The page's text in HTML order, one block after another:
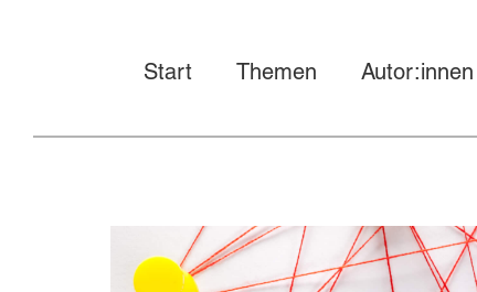
Start Themen Autor:innen